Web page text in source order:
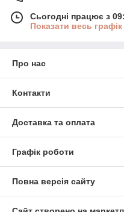
Сьогодні працює з
Показати весь
Про нас
Контакти
Доставка та оплата
Графік роботи
Повна версія сайту